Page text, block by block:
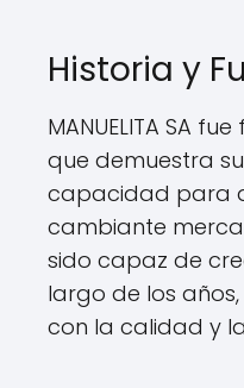
Historia y
MANUELITA SA
que demuestra
capacidad para
cambiante
sido capaz de
largo de los
con la calidad y